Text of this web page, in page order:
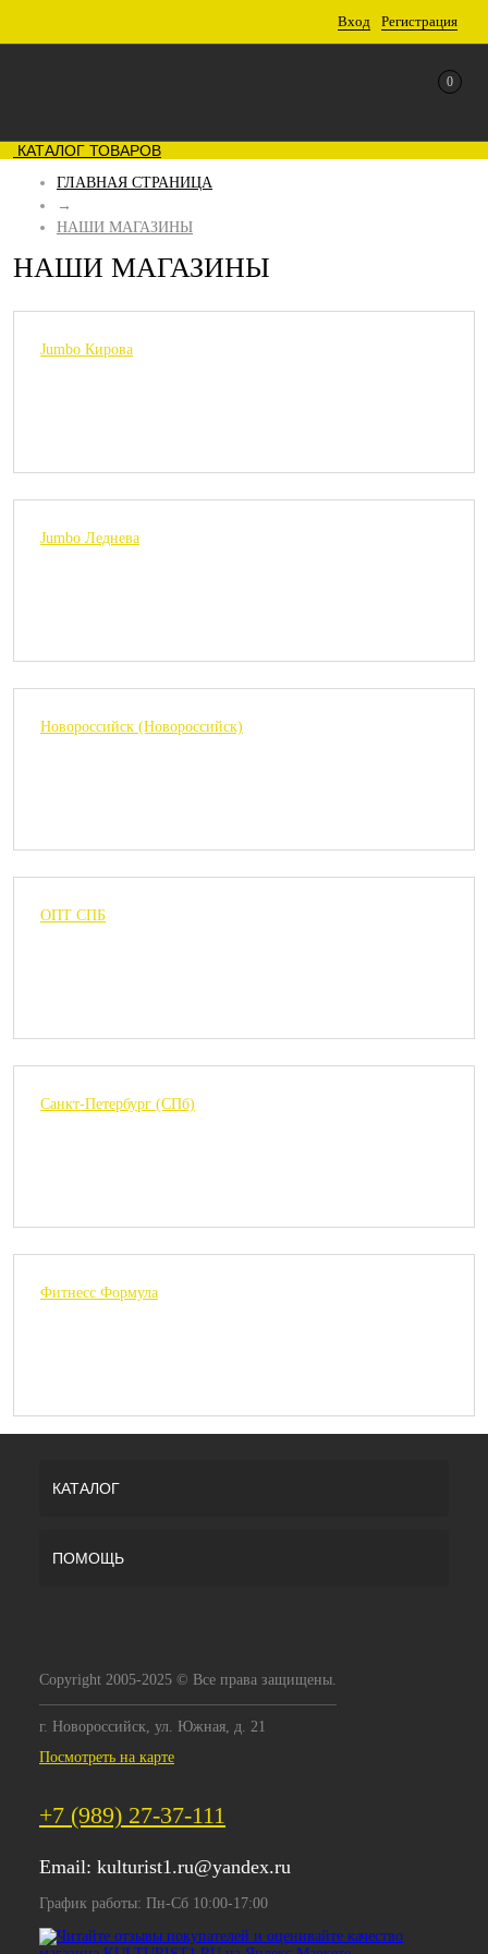
Вход Регистрация
0
КАТАЛОГ ТОВАРОВ
ГЛАВНАЯ СТРАНИЦА
→
НАШИ МАГАЗИНЫ
НАШИ МАГАЗИНЫ
Jumbo Кирова
Jumbo Леднева
Новороссийск (Новороссийск)
ОПТ СПБ
Санкт-Петербург (СПб)
Фитнесс Формула
КАТАЛОГ
ПОМОЩЬ
Copyright 2005-2025 © Все права защищены.
г. Новороссийск, ул. Южная, д. 21
Посмотреть на карте
+7 (989) 27-37-111
Email: kulturist1.ru@yandex.ru
График работы: Пн-Сб 10:00-17:00